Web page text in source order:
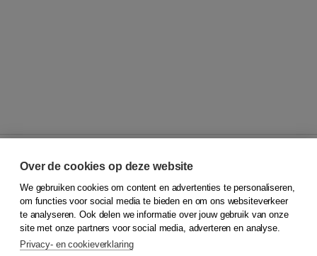
© 2026Koninklijke Boom uitgevers
Klantenservice
Service & informatie
Contact
Over de cookies op deze website
We gebruiken cookies om content en advertenties te personaliseren,
om functies voor social media te bieden en om ons websiteverkeer
te analyseren. Ook delen we informatie over jouw gebruik van onze
site met onze partners voor social media, adverteren en analyse.
Privacy- en cookieverklaring